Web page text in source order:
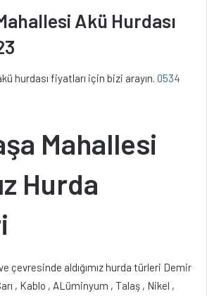
Akü Hurdası
hurdası fiyatları için bizi arayın. 0534
Mahallesi
Hurda
çevresinde aldığımız hurda türleri Demir
, Kablo , ALüminyum , Talaş , Nikel ,